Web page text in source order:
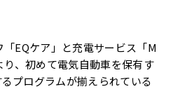
「EQケア」と充電サービス「M
、初めて電気自動車を保有す
プログラムが揃えられている